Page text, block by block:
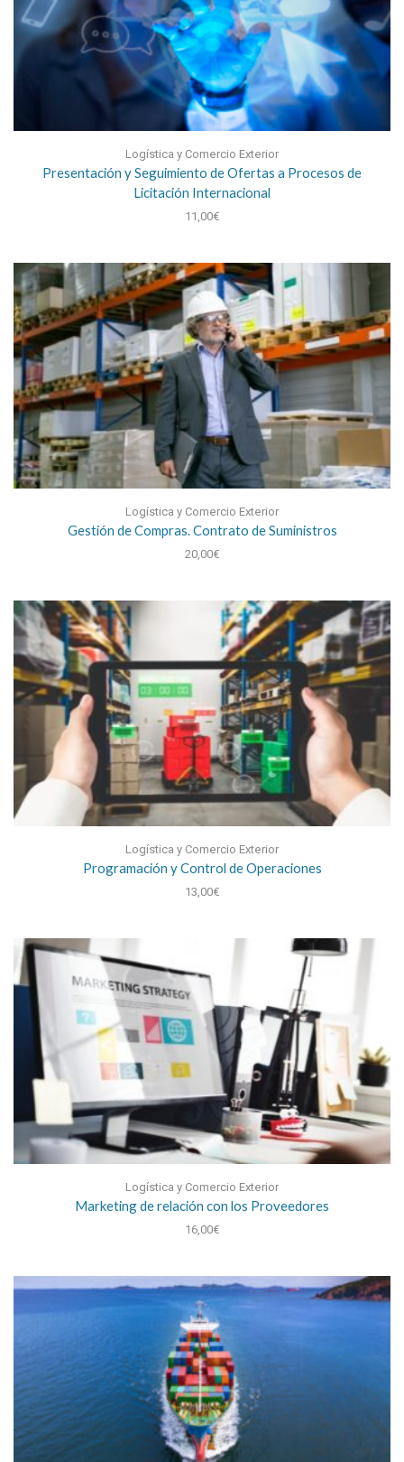
Logística y Comercio Exterior
Presentación y Seguimiento de Ofertas a Procesos de
Licitación Internacional
11,00€
Logística y Comercio Exterior
Gestión de Compras. Contrato de Suministros
20,00€
Logística y Comercio Exterior
Programación y Control de Operaciones
13,00€
Logística y Comercio Exterior
Marketing de relación con los Proveedores
16,00€